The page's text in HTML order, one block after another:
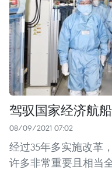
驾驭国家经济航
08/09/2021 07:02
经过35年多实施改革
许多非常重要且相当